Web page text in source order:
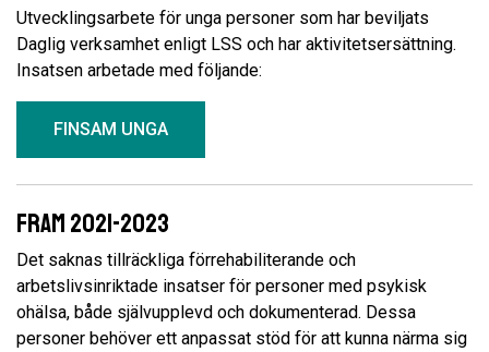
Utvecklingsarbete för unga personer som har beviljats
Daglig verksamhet enligt LSS och har aktivitetsersättning.
Insatsen arbetade med följande:
FINSAM UNGA
FRAM 2021-2023
Det saknas tillräckliga förrehabiliterande och
arbetslivsinriktade insatser för personer med psykisk
ohälsa, både självupplevd och dokumenterad. Dessa
personer behöver ett anpassat stöd för att kunna närma sig